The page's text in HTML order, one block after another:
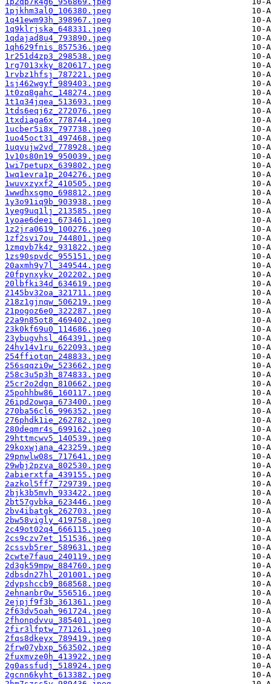
1pjkhm3al0_106380.jpeg
1q41ewm93h_398967.jpeg
1q9klrjska_648331.jpeg
1qdajad8u4_793890.jpeg
1qh629fnis_857536.jpeg
1r251d4zp3_298538.jpeg
1rg7013xky_820617.jpeg
1rvbz1hfsj_787221.jpeg
1sj462wgyf_989403.jpeg
1t0zq8gahc_148274.jpeg
1t1q34jqea_513693.jpeg
1tds6eqj6z_272076.jpeg
1txdiaga6x_778744.jpeg
1ucber5i8x_797738.jpeg
1uo45oct31_497468.jpeg
1uqvujw2vd_778928.jpeg
1v10s80n19_950039.jpeg
1wi7petupx_639802.jpeg
1wq1evra1p_204276.jpeg
1wuvxzyxf2_410505.jpeg
1wwdhxsgmo_698812.jpeg
1y3o91iq9b_903938.jpeg
1yeg9uq1lj_213585.jpeg
1yoae6deei_673461.jpeg
1z2jra0619_100276.jpeg
1zf2svi7ou_744801.jpeg
1zmqvb7k4z_931822.jpeg
1zs90spvdc_955151.jpeg
20axmh9y7l_349544.jpeg
20fpynxykv_202202.jpeg
20lbfki34d_634619.jpeg
2145bv32oa_321711.jpeg
218z1gjnqw_506219.jpeg
21pogoz6e0_322287.jpeg
22a9n85ot8_469402.jpeg
23k0kf69u0_114686.jpeg
23ybugvhsl_464391.jpeg
24hv14v1ru_622093.jpeg
254ffiotqn_248833.jpeg
256sqqzi0w_523662.jpeg
258c3u5p3h_874833.jpeg
25cr2o2dgn_810662.jpeg
25pohhbw86_160117.jpeg
26ipd2owga_673400.jpeg
270ba56cl6_996352.jpeg
276phdk1ie_262782.jpeg
280deqmr4s_699162.jpeg
29httmcwv5_140539.jpeg
29koxwjana_423259.jpeg
29pnwlw08s_717641.jpeg
29wbj2pzva_802530.jpeg
2abierxtfa_439155.jpeg
2azkol5ff7_729739.jpeg
2bjk3b5mvh_933422.jpeg
2bt57gvbka_623446.jpeg
2bv4ibatgk_262703.jpeg
2bw58vigly_419758.jpeg
2c49ot02q4_666115.jpeg
2cs9czv7et_151536.jpeg
2cssvb5rer_589631.jpeg
2cwte7fauq_240119.jpeg
2d3gk59mpw_884760.jpeg
2dbsdn27hl_201001.jpeg
2dypshccb9_868568.jpeg
2ehnanbr0w_556516.jpeg
2ejpjf9f3b_361361.jpeg
2f63dv5oah_961724.jpeg
2fhonpdvvu_385401.jpeg
2fir3lfptw_771261.jpeg
2fqs8dkeyx_789419.jpeg
2frw07ybxp_563502.jpeg
2fuxmvze0h_413922.jpeg
2g0assfudj_518924.jpeg
2gcnn6kyht_613382.jpeg